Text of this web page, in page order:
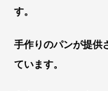
す。
手作りのパンが提供
ています。